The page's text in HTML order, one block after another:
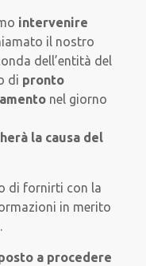
intervenire
il nostro
dell’entità del
di pronto
nel giorno
la causa del
di fornirti con la
in merito
.
a procedere